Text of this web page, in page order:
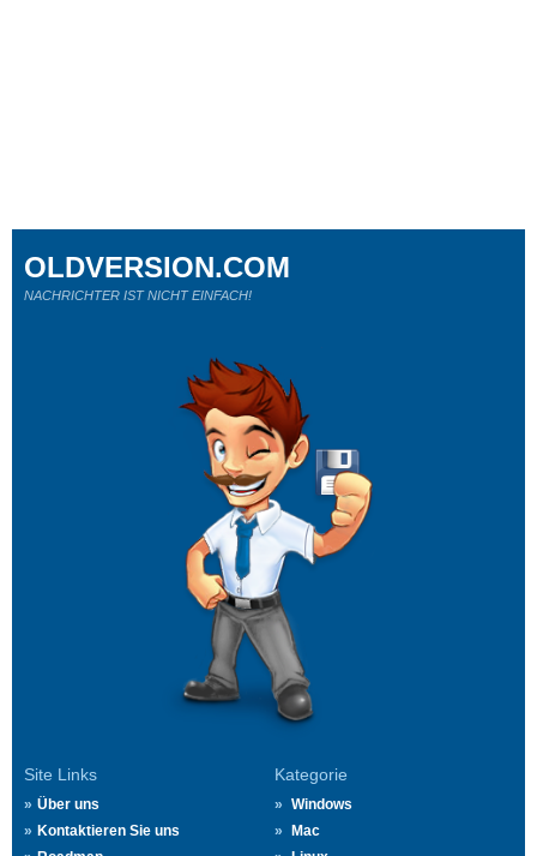
Site Links
Über uns
Kontaktieren Sie uns
Kategorie
Windows
Mac
OLDVERSION.COM
NACHRICHTER IST NICHT EINFACH!